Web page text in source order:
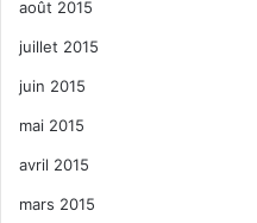
août 2015
juillet 2015
juin 2015
mai 2015
avril 2015
mars 2015